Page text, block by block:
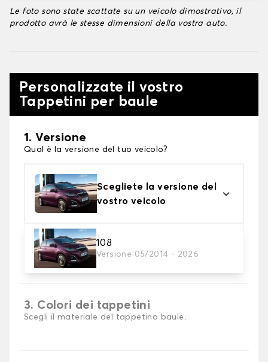
Le foto sono state scattate su un veicolo dimostrativo, il
prodotto avrà le stesse dimensioni della vostra auto.
Personalizzate il vostro
Tappetini per baule
1. Versione
Qual è la versione del tuo veicolo?
Scegliete la versione del
vostro veicolo
108
Versione 05/2014 - 2026
2. Materiale
scegli il materiale del tappetini per baule
3. Colori dei tappetini
Scegli il materiale del tappetino baule.